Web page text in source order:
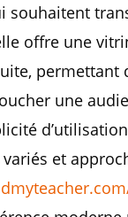
souhaitent
offre une
permettant
une
et